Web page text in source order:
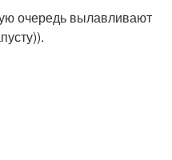
очередь вылавливают